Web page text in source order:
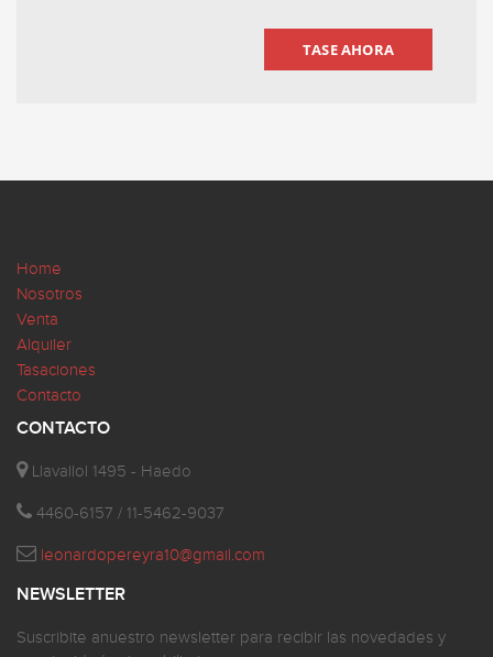
TASE AHORA
Home
Nosotros
Venta
Alquiler
Tasaciones
Contacto
CONTACTO
Llavallol 1495 - Haedo
4460-6157 / 11-5462-9037
leonardopereyra10@gmail.com
NEWSLETTER
Suscribite anuestro newsletter para recibir las novedades y